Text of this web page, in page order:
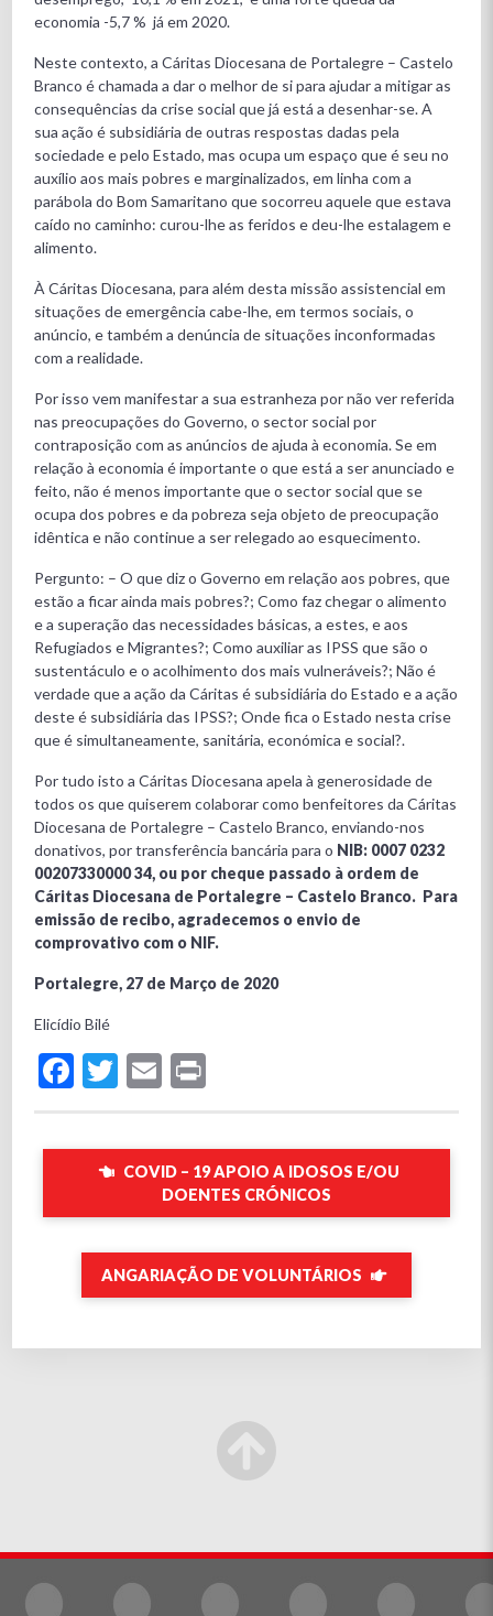
economia -5,7 % já em 2020.
Neste contexto, a Cáritas Diocesana de Portalegre – Castelo
Branco é chamada a dar o melhor de si para ajudar a mitigar as
consequências da crise social que já está a desenhar-se. A
sua ação é subsidiária de outras respostas dadas pela
sociedade e pelo Estado, mas ocupa um espaço que é seu no
auxílio aos mais pobres e marginalizados, em linha com a
parábola do Bom Samaritano que socorreu aquele que estava
caído no caminho: curou-lhe as feridos e deu-lhe estalagem e
alimento.
À Cáritas Diocesana, para além desta missão assistencial em
situações de emergência cabe-lhe, em termos sociais, o
anúncio, e também a denúncia de situações inconformadas
com a realidade.
Por isso vem manifestar a sua estranheza por não ver referida
nas preocupações do Governo, o sector social por
contraposição com as anúncios de ajuda à economia. Se em
relação à economia é importante o que está a ser anunciado e
feito, não é menos importante que o sector social que se
ocupa dos pobres e da pobreza seja objeto de preocupação
idêntica e não continue a ser relegado ao esquecimento.
Pergunto: – O que diz o Governo em relação aos pobres, que
estão a ficar ainda mais pobres?; Como faz chegar o alimento
e a superação das necessidades básicas, a estes, e aos
Refugiados e Migrantes?; Como auxiliar as IPSS que são o
sustentáculo e o acolhimento dos mais vulneráveis?; Não é
verdade que a ação da Cáritas é subsidiária do Estado e a ação
deste é subsidiária das IPSS?; Onde fica o Estado nesta crise
que é simultaneamente, sanitária, económica e social?.
Por tudo isto a Cáritas Diocesana apela à generosidade de
todos os que quiserem colaborar como benfeitores da Cáritas
Diocesana de Portalegre – Castelo Branco, enviando-nos
donativos, por transferência bancária para o NIB: 0007 0232
00207330000 34, ou por cheque passado à ordem de
Cáritas Diocesana de Portalegre – Castelo Branco. Para
emissão de recibo, agradecemos o envio de
comprovativo com o NIF.
Portalegre, 27 de Março de 2020
Elicídio Bilé
Facebook
Twitter
Email
COVID – 19 APOIO A IDOSOS E/OU
DOENTES CRÓNICOS
ANGARIAÇÃO DE VOLUNTÁRIOS